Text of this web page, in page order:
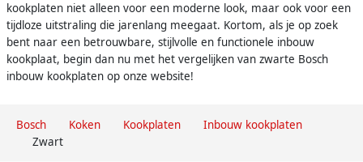
Bosch Koken Kookplaten
Inbouw kookplaten
Zwart
kookplaten niet alleen voor een moderne look, maar ook voor een
tijdloze uitstraling die jarenlang meegaat. Kortom, als je op zoek
bent naar een betrouwbare, stijlvolle en functionele inbouw
kookplaat, begin dan nu met het vergelijken van zwarte Bosch
inbouw kookplaten op onze website!